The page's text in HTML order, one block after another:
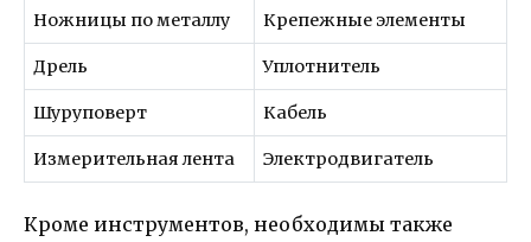
Ножницы по металлу Крепежные элементы
Дрель Уплотнитель
Шуруповерт Кабель
Измерительная лента Электродвигатель
Кроме инструментов, необходимы также